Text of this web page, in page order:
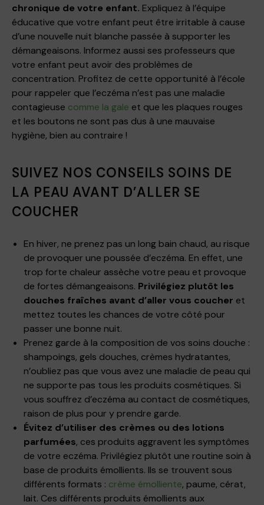
chronique de votre enfant. Expliquez à l’équipe
éducative que votre enfant peut être irritable à cause
d’une nouvelle nuit blanche passée à supporter les
démangeaisons. Informez aussi ses professeurs que
votre enfant peut avoir des problèmes de
concentration. Profitez de cette opportunité à l’école
pour rappeler que l’eczéma n’est pas une maladie
contagieuse comme la gale et que les plaques rouges
et les boutons ne sont pas dus à une mauvaise
hygiène, bien au contraire !
SUIVEZ NOS CONSEILS SOINS DE
LA PEAU AVANT D’ALLER SE
COUCHER
En hiver, ne prenez pas un long bain chaud, au risque
de provoquer une poussée d’eczéma. En effet, une
trop forte chaleur assèche votre peau et provoque
de fortes démangeaisons. Privilégiez plutôt les
douches fraîches avant d’aller vous coucher et
mettez toutes les chances de votre côté pour
passer une bonne nuit.
Prenez garde à la composition de vos soins douche :
shampoings, gels douches, crèmes hydratantes,
n’oubliez pas que vous avez une maladie de peau qui
ne supporte pas tous les produits cosmétiques. Si
vous souffrez d’eczéma au contact de cosmétiques,
raison de plus pour y prendre garde.
Évitez d’utiliser des crèmes ou des lotions
parfumées, ces produits aggravent les symptômes
de votre eczéma. Privilégiez plutôt une routine soin à
base de produits émollients. Ils se trouvent sous
différents formats : crème émolliente, paume, cérat,
lait. Ces différents produits émollients aux